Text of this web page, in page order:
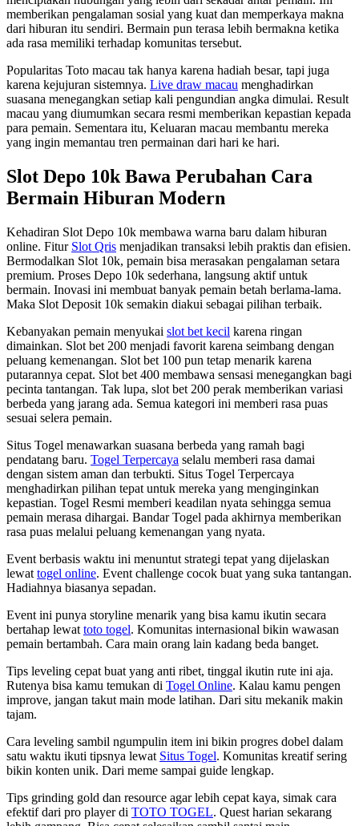
memberikan pengalaman sosial yang kuat dan memperkaya makna
dari hiburan itu sendiri. Bermain pun terasa lebih bermakna ketika
ada rasa memiliki terhadap komunitas tersebut.
Popularitas Toto macau tak hanya karena hadiah besar, tapi juga
karena kejujuran sistemnya. Live draw macau menghadirkan
suasana menegangkan setiap kali pengundian angka dimulai. Result
macau yang diumumkan secara resmi memberikan kepastian kepada
para pemain. Sementara itu, Keluaran macau membantu mereka
yang ingin memantau tren permainan dari hari ke hari.
Slot Depo 10k Bawa Perubahan Cara
Bermain Hiburan Modern
Kehadiran Slot Depo 10k membawa warna baru dalam hiburan
online. Fitur Slot Qris menjadikan transaksi lebih praktis dan efisien.
Bermodalkan Slot 10k, pemain bisa merasakan pengalaman setara
premium. Proses Depo 10k sederhana, langsung aktif untuk
bermain. Inovasi ini membuat banyak pemain betah berlama-lama.
Maka Slot Deposit 10k semakin diakui sebagai pilihan terbaik.
Kebanyakan pemain menyukai slot bet kecil karena ringan
dimainkan. Slot bet 200 menjadi favorit karena seimbang dengan
peluang kemenangan. Slot bet 100 pun tetap menarik karena
putarannya cepat. Slot bet 400 membawa sensasi menegangkan bagi
pecinta tantangan. Tak lupa, slot bet 200 perak memberikan variasi
berbeda yang jarang ada. Semua kategori ini memberi rasa puas
sesuai selera pemain.
Situs Togel menawarkan suasana berbeda yang ramah bagi
pendatang baru. Togel Terpercaya selalu memberi rasa damai
dengan sistem aman dan terbukti. Situs Togel Terpercaya
menghadirkan pilihan tepat untuk mereka yang menginginkan
kepastian. Togel Resmi memberi keadilan nyata sehingga semua
pemain merasa dihargai. Bandar Togel pada akhirnya memberikan
rasa puas melalui peluang kemenangan yang nyata.
Event berbasis waktu ini menuntut strategi tepat yang dijelaskan
lewat togel online. Event challenge cocok buat yang suka tantangan.
Hadiahnya biasanya sepadan.
Event ini punya storyline menarik yang bisa kamu ikutin secara
bertahap lewat toto togel. Komunitas internasional bikin wawasan
pemain bertambah. Cara main orang lain kadang beda banget.
Tips leveling cepat buat yang anti ribet, tinggal ikutin rute ini aja.
Rutenya bisa kamu temukan di Togel Online. Kalau kamu pengen
improve, jangan takut main mode latihan. Dari situ mekanik makin
tajam.
Cara leveling sambil ngumpulin item ini bikin progres dobel dalam
satu waktu ikuti tipsnya lewat Situs Togel. Komunitas kreatif sering
bikin konten unik. Dari meme sampai guide lengkap.
Tips grinding gold dan resource agar lebih cepat kaya, simak cara
efektif dari pro player di TOTO TOGEL. Quest harian sekarang